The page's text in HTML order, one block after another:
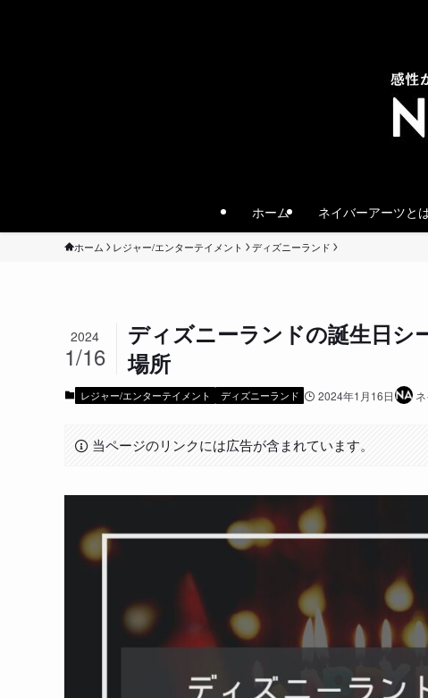
ホーム ネイバーアーツと
ホーム レジャー/エンターテイメント ディズニーランド
ディズニーランドの誕生日シ
場所
2024
1/16
レジャー/エンターテイメント ディズニーランド 2024年1月16日
当ページのリンクには広告が含まれています。